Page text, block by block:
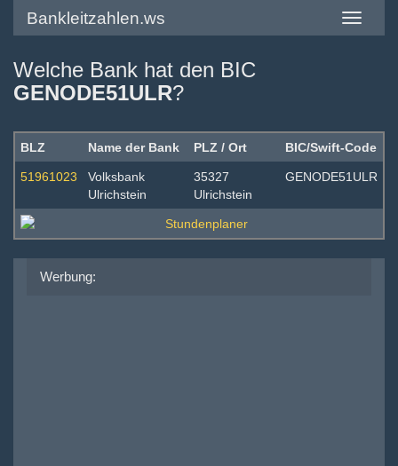
Toggle
Bankleitzahlen.ws
Welche Bank hat den BIC
GENODE51ULR?
BLZ Name der Bank PLZ / Ort BIC/Swift-Code
51961023
Volksbank
Ulrichstein
35327
Ulrichstein
GENODE51ULR
Werbung: